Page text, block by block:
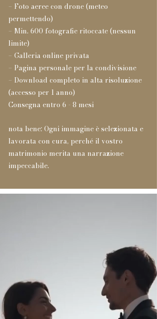
– Foto aeree con drone (meteo
permettendo)
– Min. 600 fotografie ritoccate (nessun
limite)
– Galleria online privata
– Pagina personale per la condivisione
– Download completo in alta risoluzione
(accesso per 1 anno)
Consegna entro 6 - 8 mesi
nota bene: Ogni immagine è selezionata e
lavorata con cura, perché il vostro
matrimonio merita una narrazione
impeccabile.